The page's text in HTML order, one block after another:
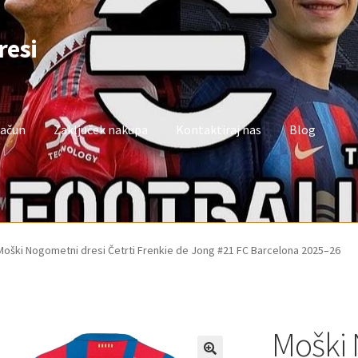
Zaključek nakupa Kontaktiraj nas Blog
račun Trgovina Zaključek nakupa
Nogometni dresi Četrti Frenkie de Jong #21 FC Barcelona 2025–26